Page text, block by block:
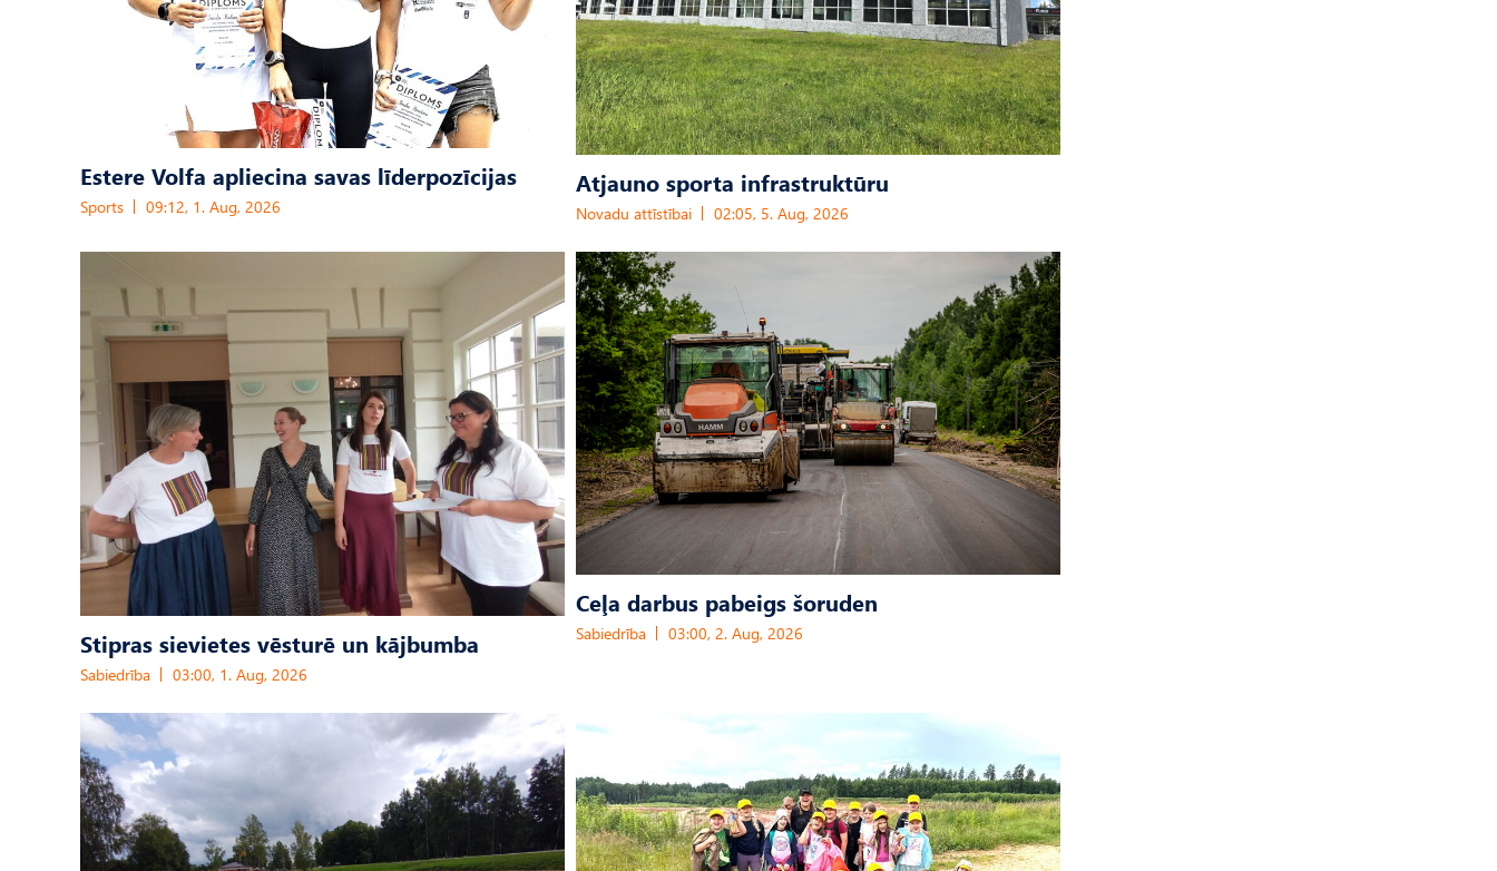
Estere Volfa apliecina savas līderpozīcijas
Sports 09:12, 1. Aug, 2026
Atjauno sporta infrastruktūru
Novadu attīstībai 02:05, 5. Aug, 2026
Stipras sievietes vēsturē un kājbumba
Sabiedrība 03:00, 1. Aug, 2026
Ceļa darbus pabeigs šoruden
Sabiedrība 03:00, 2. Aug, 2026